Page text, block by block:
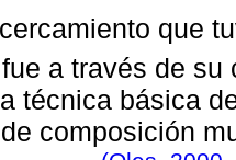
que
fue a través de su
técnica básica
composición